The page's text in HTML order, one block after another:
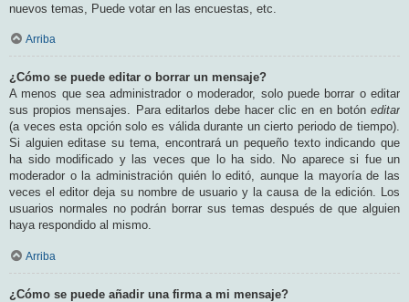
nuevos temas, Puede votar en las encuestas, etc.
Arriba
¿Cómo se puede editar o borrar un mensaje?
A menos que sea administrador o moderador, solo puede borrar o editar
sus propios mensajes. Para editarlos debe hacer clic en en botón editar
(a veces esta opción solo es válida durante un cierto periodo de tiempo).
Si alguien editase su tema, encontrará un pequeño texto indicando que
ha sido modificado y las veces que lo ha sido. No aparece si fue un
moderador o la administración quién lo editó, aunque la mayoría de las
veces el editor deja su nombre de usuario y la causa de la edición. Los
usuarios normales no podrán borrar sus temas después de que alguien
haya respondido al mismo.
Arriba
¿Cómo se puede añadir una firma a mi mensaje?